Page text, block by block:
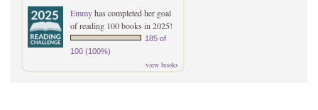
Emmyhas completed her goal
of reading 100 books in 2025!
185 of
100 (100%)
view books